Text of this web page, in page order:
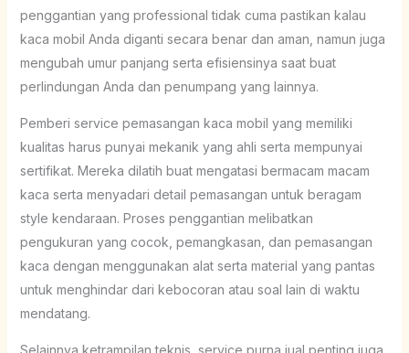
penggantian yang professional tidak cuma pastikan kalau
kaca mobil Anda diganti secara benar dan aman, namun juga
mengubah umur panjang serta efisiensinya saat buat
perlindungan Anda dan penumpang yang lainnya.
Pemberi service pemasangan kaca mobil yang memiliki
kualitas harus punyai mekanik yang ahli serta mempunyai
sertifikat. Mereka dilatih buat mengatasi bermacam macam
kaca serta menyadari detail pemasangan untuk beragam
style kendaraan. Proses penggantian melibatkan
pengukuran yang cocok, pemangkasan, dan pemasangan
kaca dengan menggunakan alat serta material yang pantas
untuk menghindar dari kebocoran atau soal lain di waktu
mendatang.
Selainnya ketrampilan teknis, service purna jual penting juga.